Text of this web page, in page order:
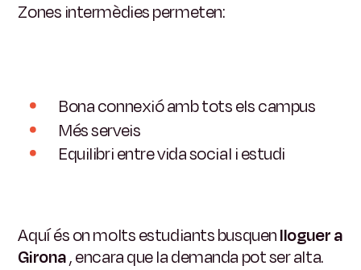
Zones intermèdies permeten:
Bona connexió amb tots els campus
Més serveis
Equilibri entre vida social i estudi
Aquí és on molts estudiants busquenlloguer a
Girona, encara que la demanda pot ser alta.